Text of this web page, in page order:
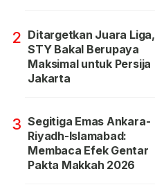
2 Ditargetkan Juara Liga,
STY Bakal Berupaya
Maksimal untuk Persija
Jakarta
3 Segitiga Emas Ankara-
Riyadh-Islamabad:
Membaca Efek Gentar
Pakta Makkah 2026